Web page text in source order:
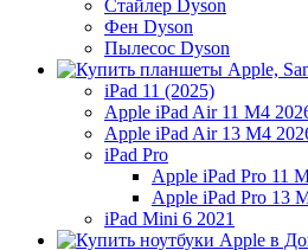
Стайлер Dyson
Фен Dyson
Пылесос Dyson
iPad 11 (2025)
Apple iPad Air 11 M4
Apple iPad Air 13 M4
iPad Pro
Apple iPad Pro 11
Apple iPad Pro 13
iPad Mini 6 2021